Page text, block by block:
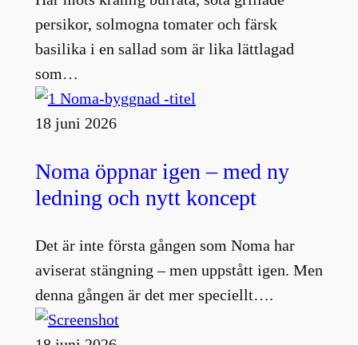
persikor, solmogna tomater och färsk
basilika i en sallad som är lika lättlagad
som…
18 juni 2026
Noma öppnar igen – med ny
ledning och nytt koncept
Det är inte första gången som Noma har
aviserat stängning – men uppstått igen. Men
denna gången är det mer speciellt….